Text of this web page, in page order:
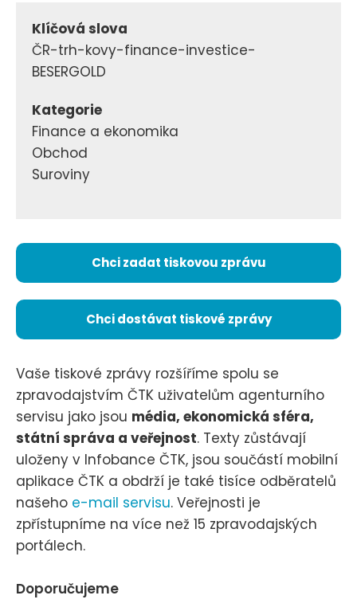
Klíčová slova
ČR-trh-kovy-finance-investice-
BESERGOLD
Kategorie
Finance a ekonomika
Obchod
Suroviny
Chci zadat tiskovou zprávu
Chci dostávat tiskové zprávy
Vaše tiskové zprávy rozšíříme spolu se
zpravodajstvím ČTK uživatelům agenturního
servisu jako jsou média, ekonomická sféra,
státní správa a veřejnost. Texty zůstávají
uloženy v Infobance ČTK, jsou součástí mobilní
aplikace ČTK a obdrží je také tisíce odběratelů
našeho e-mail servisu. Veřejnosti je
zpřístupníme na více než 15 zpravodajských
portálech.
Doporučujeme